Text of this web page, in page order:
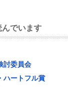
んでいます
討委員会
ハートフル賞